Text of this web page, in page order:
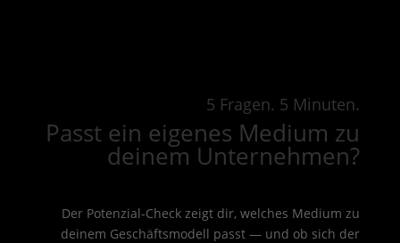
5 Fragen. 5 Minuten.
Passt ein eigenes Medium zu
deinem Unternehmen?
Der Potenzial-Check zeigt dir, welches Medium zu
deinem Geschäftsmodell passt — und ob sich der